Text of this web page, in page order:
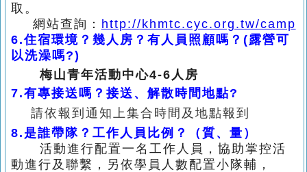
取。
網站查詢： http://khmtc.cyc.org.tw/camp
6.住宿環境？幾人房？有人員照顧嗎？(露營可
以洗澡嗎?)
梅山青年活動中心4-6人房
7.有專接送嗎？接送、解散時間地點?
請依報到通知上集合時間及地點報到
8. 是誰帶隊？工作人員比例？（質、量）
活動進行配置一名工作人員，協助掌控活
動進行及聯繫， 另依學員人數配置小隊輔，